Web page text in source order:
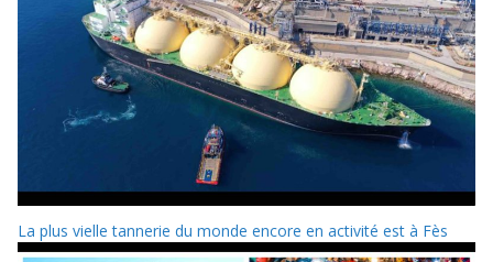
La plus vielle tannerie du monde encore en activité est à Fès